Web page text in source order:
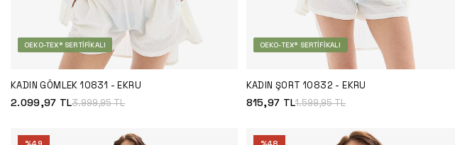
OEKO-TEX® SERTIFIKALI
KADIN GÖMLEK 10831 - EKRU
2.099,97 TL3.999,95TL
OEKO-TEX® SERTIFIKALI
KADIN ŞORT 10832 - EKRU
815,97 TL1.599,95TL